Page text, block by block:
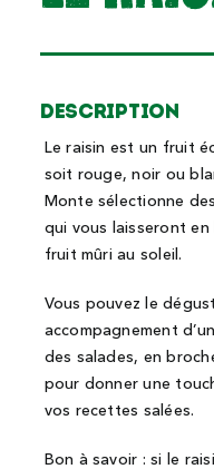
Description
Le raisin est un fruit
soit rouge, noir ou
Monte sélectionne
qui vous laisseront
fruit mûri au soleil.
Vous pouvez le
accompagnement
des salades, en
pour donner une
vos recettes salées.
Bon à savoir : si le